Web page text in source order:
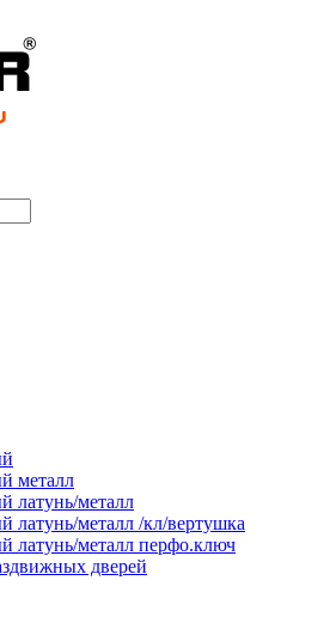
металл
латунь/металл
металл /кл/вертушка
латунь/металл перфо.ключ
дверей